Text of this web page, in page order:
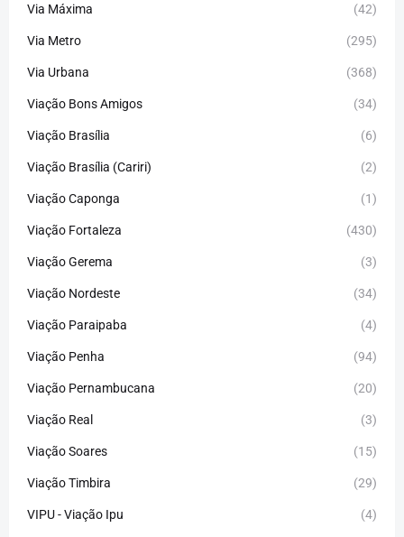
Via Máxima (42)
Via Metro (295)
Via Urbana (368)
Viação Bons Amigos (34)
Viação Brasília (6)
Viação Brasília (Cariri) (2)
Viação Caponga (1)
Viação Fortaleza (430)
Viação Gerema (3)
Viação Nordeste (34)
Viação Paraipaba (4)
Viação Penha (94)
Viação Pernambucana (20)
Viação Real (3)
Viação Soares (15)
Viação Timbira (29)
VIPU - Viação Ipu (4)